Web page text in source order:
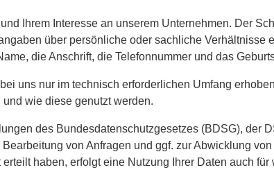
Ihrem Interesse an unserem Unternehmen. Der
über persönliche oder sachliche Verhältnisse
die Anschrift, die Telefonnummer und das
uns nur im technisch erforderlichen Umfang
wie diese genutzt werden.
des Bundesdatenschutzgesetzes (BDSG), der
von Anfragen und ggf. zur Abwicklung
haben, erfolgt eine Nutzung Ihrer Daten auch